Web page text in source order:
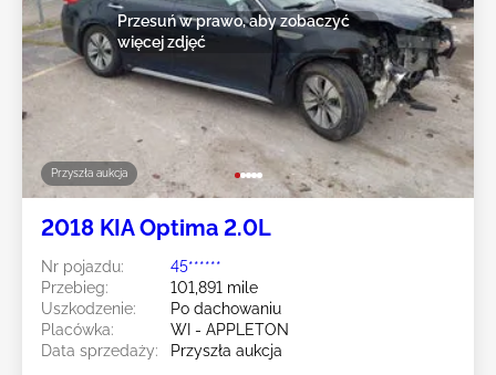
Przyszła aukcja
Przesuń w prawo, aby zobaczyć
więcej zdjęć
2018 KIA Optima 2.0L
Nr pojazdu:
45******
Przebieg:
101,891 mile
Uszkodzenie:
Po dachowaniu
Placówka:
WI - APPLETON
Data sprzedaży:
Przyszła aukcja